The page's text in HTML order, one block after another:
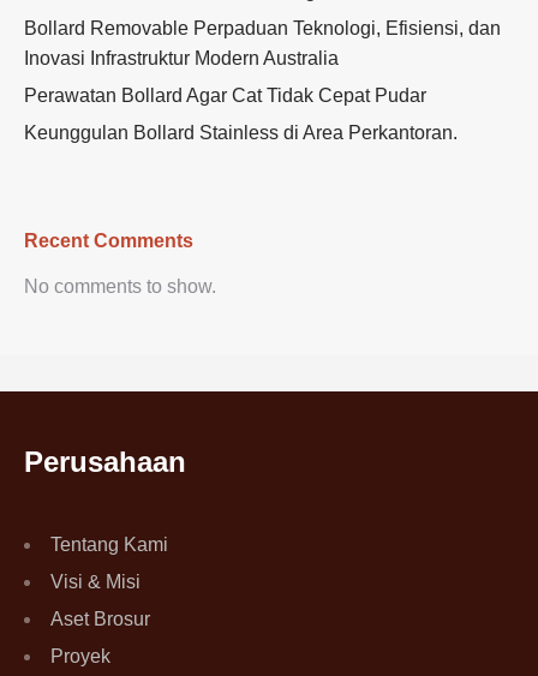
Bollard Removable Perpaduan Teknologi, Efisiensi, dan
Inovasi Infrastruktur Modern Australia
Perawatan Bollard Agar Cat Tidak Cepat Pudar
Keunggulan Bollard Stainless di Area Perkantoran.
Recent Comments
No comments to show.
Perusahaan
Tentang Kami
Visi & Misi
Aset Brosur
Proyek